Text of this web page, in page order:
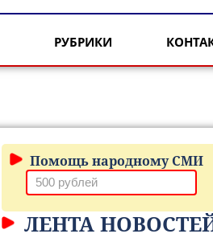
РУБРИКИ
Помощь народному СМИ
ЛЕНТА